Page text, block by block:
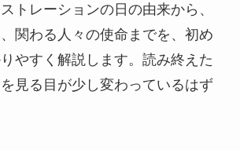
トレーションの日の由来から、
関わる人々の使命までを、初め
やすく解説します。読み終えた
見る目が少し変わっているはず